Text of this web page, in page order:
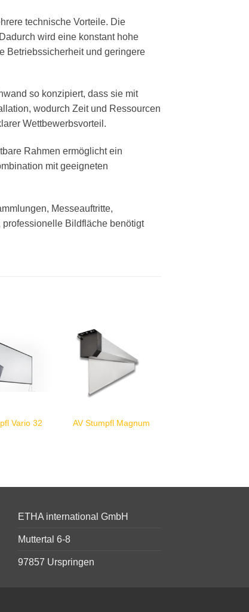
technische Vorteile. Die
wird eine konstant hohe
Betriebssicherheit und geringere
so konzipiert, dass sie mit
wodurch Zeit und Ressourcen
Wettbewerbsvorteil.
Rahmen ermöglicht ein
mit geeigneten
Messeauftritte,
Bildfläche benötigt
Vario 32 AV Stumpfl Magnum
ETHA international GmbH
Muttertal 6-8
97857 Urspringen